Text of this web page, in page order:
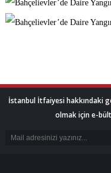
İstanbul İtfaiyesi hakkındaki
olmak için e-